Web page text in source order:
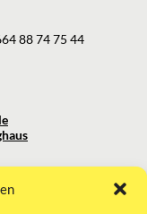
88 74 75 44